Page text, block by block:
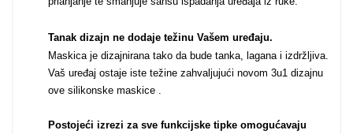
Tanak dizajn ne dodaje težinu Vašem uređaju.
Maskica je dizajnirana tako da bude tanka, lagana i izdržljiva.
Vaš uređaj ostaje iste težine zahvaljujući novom 3u1 dizajnu
ove silikonske maskice .
Postojeći izrezi za sve funkcijske tipke omogućavaju